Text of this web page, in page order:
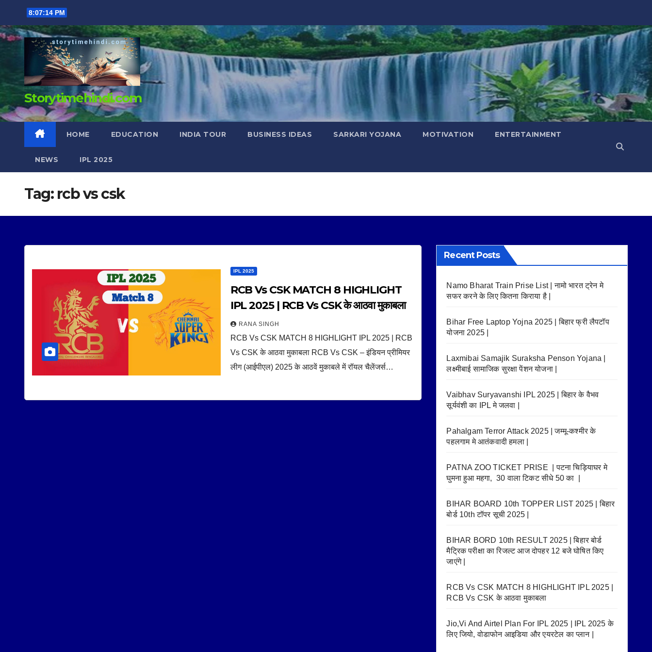
content
8:07:15 PM
Storytimehindi.com
HOME EDUCATION INDIA TOUR BUSINESS IDEAS SARKARI YOJANA MOTIVATION ENTERTAINMENT
NEWS IPL 2025
Tag: rcb vs csk
IPL 2025
RCB Vs CSK MATCH 8 HIGHLIGHT
IPL 2025 | RCB Vs CSK के आठवा मुकाबला
RANA SINGH
RCB Vs CSK MATCH 8 HIGHLIGHT IPL 2025 | RCB
Vs CSK के आठवा मुकाबला RCB Vs CSK – इंडियन प्रीमियर
लीग (आईपीएल) 2025 के आठवें मुकाबले में रॉयल चैलेंजर्स…
Recent Posts
Namo Bharat Train Prise List | नामो भारत ट्रेन मे
सफर करने के लिए कितना किराया है |
Bihar Free Laptop Yojna 2025 | बिहार फ्री लैपटॉप
योजना 2025 |
Laxmibai Samajik Suraksha Penson Yojana |
लक्ष्मीबाई सामाजिक सुरक्षा पेंशन योजना |
Vaibhav Suryavanshi IPL 2025 | बिहार के वैभव
सूर्यवंशी का IPL मे जलवा |
Pahalgam Terror Attack 2025 | जम्मू-कश्मीर के
पहलगाम मे आतंकवादी हमला |
PATNA ZOO TICKET PRISE | पटना चिड़ियाघर मे
घुमना हुआ महगा, 30 वाला टिकट सीधे 50 का |
BIHAR BOARD 10th TOPPER LIST 2025 | बिहार
बोर्ड 10th टॉपर सूची 2025 |
BIHAR BORD 10th RESULT 2025 | बिहार बोर्ड
मैट्रिक परीक्षा का रिजल्ट आज दोपहर 12 बजे घोषित किए
जाएंगे |
RCB Vs CSK MATCH 8 HIGHLIGHT IPL 2025 |
RCB Vs CSK के आठवा मुकाबला
Jio,Vi And Airtel Plan For IPL 2025 | IPL 2025 के
लिए जियो, वोडाफोन आइडिया और एयरटेल का प्लान |